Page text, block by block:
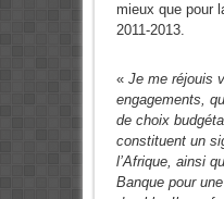
mieux que pour
2011-2013.
« Je me réjouis
engagements,
de choix
constituent un
l’Afrique, ainsi
Banque pour